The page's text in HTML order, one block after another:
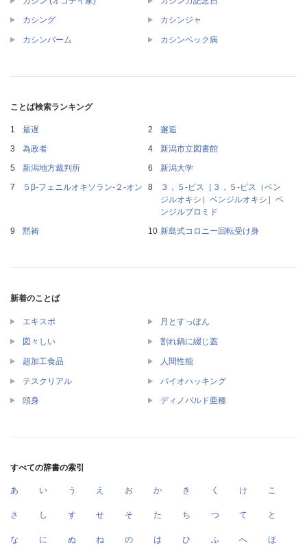
カシング カシンジャ
カシンバーム カシンベック病
ことば検索ランキング
最遅
邂逅
為政者
新潟市立図書館
新潟地方裁判所
新潟大学
５β‐フェニルオキソラン‐２‐オン
３，５‐ビス［３，５‐ビス（ベン
ジルオキシ）ベンジルオキシ］ベ
ンジルブロミド
黙祷
新島式コロニー回転受け身
新着のことば
エキスポ 月とすっぽん
図々しい 割れ鍋に綴じ蓋
超加工食品 人間性能
テスクリアル バイオハッキング
頭身 ディノバルド亜種
すべての辞書の索引
あ い う え お か き く け こ
さ し す せ そ た ち つ て と
な に ぬ ね の は ひ ふ へ ほ